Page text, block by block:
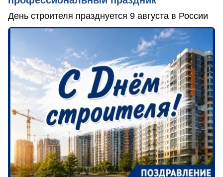
День строителя празднуется 9 августа в России